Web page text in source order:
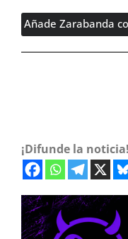
Añade Zarabanda
¡Difunde la noticia!